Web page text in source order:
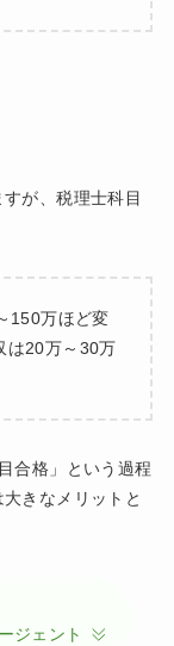
が、税理士科目
150万ほど変
は20万～30万
合格」という過程
きなメリットと
ジェント